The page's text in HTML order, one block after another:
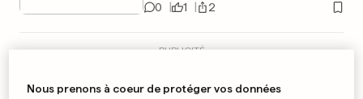
0 1 2
PUBLICITÉ
Nous prenons à coeur de protéger vos données